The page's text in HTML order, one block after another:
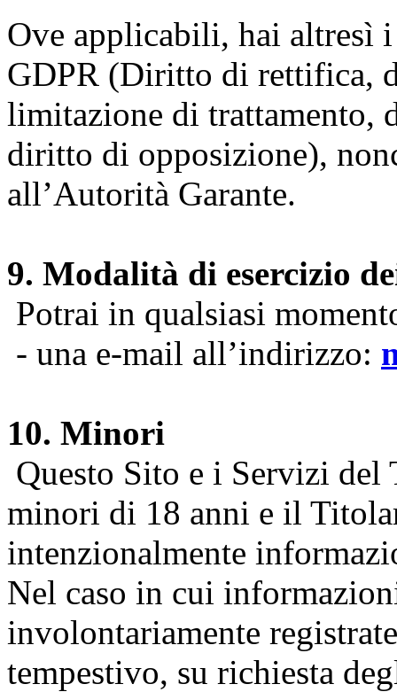
Ove applicabili, hai
GDPR (Diritto di rettifica,
limitazione di trattamento,
diritto di opposizione),
all’Autorità Garante.
9. Modalità di esercizio
Potrai in qualsiasi
- una e-mail all’indirizzo:
10. Minori
Questo Sito e i Servizi del
minori di 18 anni e il
intenzionalmente
Nel caso in cui
involontariamente
tempestivo, su richiesta